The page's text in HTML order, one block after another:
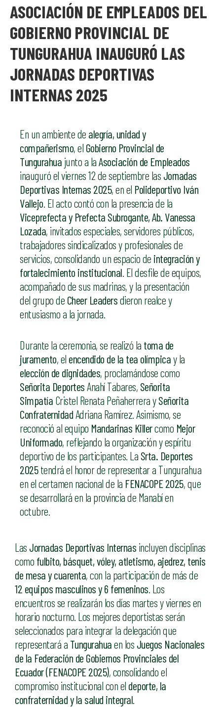
ASOCIACIÓN DE EMPLEADOS DEL
GOBIERNO PROVINCIAL DE
TUNGURAHUA INAUGURÓ LAS
JORNADAS DEPORTIVAS
INTERNAS 2025
En un ambiente de alegría, unidad y
compañerismo, el Gobierno Provincial de
Tungurahua junto a laAsociación de Empleados
inauguró el viernes 12 de septiembre las Jornadas
Deportivas Internas 2025, en el Polideportivo Iván
Vallejo . El acto contó con la presencia de la
Viceprefecta y Prefecta Subrogante, Ab. Vanessa
Lozada, invitados especiales, servidores públicos,
trabajadores sindicalizados y profesionales de
servicios, consolidando un espacio de integración y
fortalecimiento institucional . El desfile de equipos,
acompañado de sus madrinas, y la presentación
del grupo de Cheer Leadersdieron realce y
entusiasmo a la jornada.
Durante la ceremonia, se realizó la toma de
juramento, el encendido de la tea olímpicay la
elección de dignidades, proclamándose como
Señorita Deportes Anahí Tabares, Señorita
Simpatía Cristel Renata Peñaherrera ySeñorita
Confraternidad Adriana Ramírez. Asimismo, se
reconoció al equipo Mandarinas Killercomo Mejor
Uniformado, reflejando la organización y espíritu
deportivo de los participantes. La Srta. Deportes
2025tendrá el honor de representar a Tungurahua
en el certamen nacional de la FENACOPE 2025, que
se desarrollará en la provincia de Manabí en
octubre.
Las Jornadas Deportivas Internas incluyen disciplinas
como fulbito, básquet, vóley, atletismo, ajedrez, tenis
de mesa y cuarenta, con la participación de más de
12 equipos masculinos y 6 femeninos . Los
encuentros se realizarán los días martes y viernes en
horario nocturno. Los mejores deportistas serán
seleccionados para integrar la delegación que
representará a Tungurahuaen los Juegos Nacionales
de la Federación de Gobiernos Provinciales del
Ecuador (FENACOPE 2025), consolidando el
compromiso institucional con el deporte, la
confraternidad y la salud integral